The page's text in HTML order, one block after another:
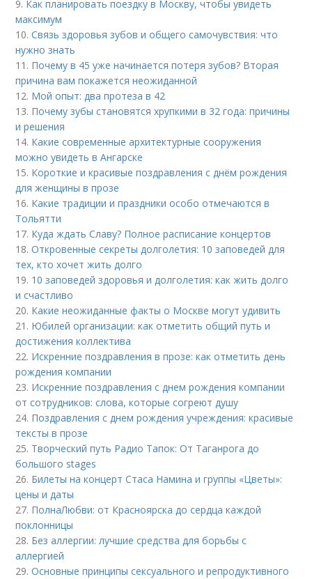
9. Как планировать поездку в Москву, чтобы увидеть
максимум
10.Связь здоровья зубов и общего самочувствия: что
нужно знать
11. Почему в 45 уже начинается потеря зубов? Вторая
причина вам покажется неожиданной
12. Мой опыт: два протеза в 42
13. Почему зубы становятся хрупкими в 32 года: причины
и решения
14. Какие современные архитектурные сооружения
можно увидеть в Ангарске
15. Короткие и красивые поздравления с днём рождения
для женщины в прозе
16. Какие традиции и праздники особо отмечаются в
Тольятти
17. Куда ждать Славу? Полное расписание концертов
18.Откровенные секреты долголетия: 10 заповедей для
тех, кто хочет жить долго
19. 10 заповедей здоровья и долголетия: как жить долго
и счастливо
20. Какие неожиданные факты о Москве могут удивить
21. Юбилей организации: как отметить общий путь и
достижения коллектива
22. Искренние поздравления в прозе: как отметить день
рождения компании
23. Искренние поздравления с днем рождения компании
от сотрудников: слова, которые согреют душу
24. Поздравления с днем рождения учреждения: красивые
тексты в прозе
25. Творческий путь Радио Тапок: От Таганрога до
большого stages
26. Билеты на концерт Стаса Намина и группы «Цветы»:
цены и даты
27. ПолнаЛюбви: от Красноярска до сердца каждой
поклонницы
28. Без аллергии: лучшие средства для борьбы с
аллергией
29.Основные принципы сексуального и репродуктивного